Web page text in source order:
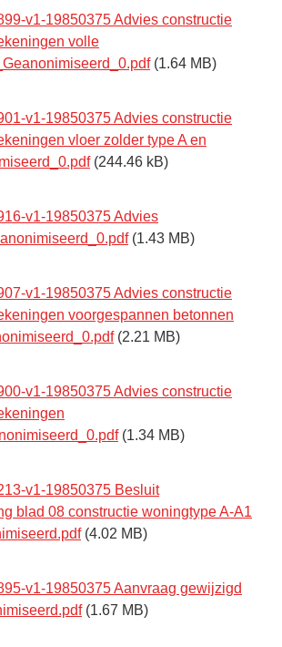
v1-19850375 Advies constructie
volle
(1.64 MB)
v1-19850375 Advies constructie
vloer zolder type A en
(244.46 kB)
v1-19850375 Advies
(1.43 MB)
v1-19850375 Advies constructie
voorgespannen betonnen
(2.21 MB)
v1-19850375 Advies constructie
(1.34 MB)
v1-19850375 Besluit
blad 08 constructie woningtype A-A1
(4.02 MB)
v1-19850375 Aanvraag gewijzigd
(1.67 MB)